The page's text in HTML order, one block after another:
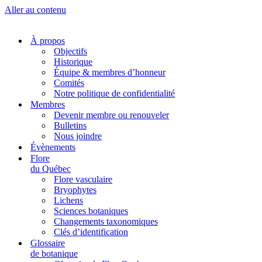
Aller au contenu
À propos
Objectifs
Historique
Équipe & membres d’honneur
Comités
Notre politique de confidentialité
Membres
Devenir membre ou renouveler
Bulletins
Nous joindre
Évènements
Flore
du Québec
Flore vasculaire
Bryophytes
Lichens
Sciences botaniques
Changements taxonomiques
Clés d’identification
Glossaire
de botanique